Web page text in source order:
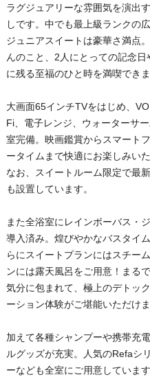
ラグジュアリーな雰囲気を演出
しです。中でも最上級ランクの
ジュニアスイートは豪華さ満点
んのこと、2人にとっての記念
に残る至福のひと時を満喫できま
大画面65インチTVをはじめ、
Fi、電子レンジ、ウォーターサ
室完備。映画鑑賞からスマート
ータイムまで快適にお楽しみいた
なお、スイートルーム限定で最
も設置しています。
また全浴室にレインボーバス・
導入済み。煌びやかなバスタイ
らにスイートプランにはスチー
ンには露天風呂をご用意！まる
気分に包まれて、極上のデトッ
ーション体験がご堪能いただけま
加えて各種シャンプーや携帯充
ルグッズが充実。人気のRefaシ
ーなども全室にご用意していま